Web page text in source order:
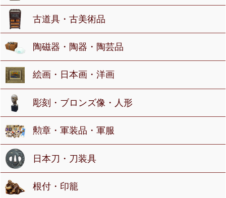
古道具・古美術品
陶磁器・陶器・陶芸品
絵画・日本画・洋画
彫刻・ブロンズ像・人形
勲章・軍装品・軍服
日本刀・刀装具
根付・印籠